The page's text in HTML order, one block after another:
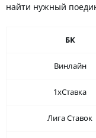
найти нужный
БК
Винлайн
1хСтавка
Лига Ставок